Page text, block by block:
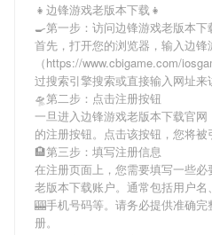
👧边锋游戏老版本下载👧
🍳第一步：访问边锋游戏老版本下
首先，打开您的浏览器，输入边
（https://www.cbigame.com/
过搜索引擎搜索或直接输入网址来
🛸第二步：点击注册按钮
一旦进入边锋游戏老版本下载官
的注册按钮。点击该按钮，您将被
🏨第三步：填写注册信息
在注册页面上，您需要填写一些
老版本下载账户。通常包括用户
🎰手机号码等。请务必提供准确
册。